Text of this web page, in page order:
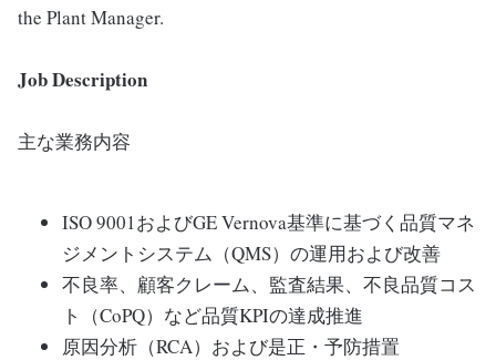
the Plant Manager.
Job Description
主な業務内容
ISO 9001およびGE Vernova基準に基づく品質マネ
ジメントシステム（QMS）の運用および改善
不良率、顧客クレーム、監査結果、不良品質コス
ト（CoPQ）など品質KPIの達成推進
原因分析（RCA）および是正・予防措置